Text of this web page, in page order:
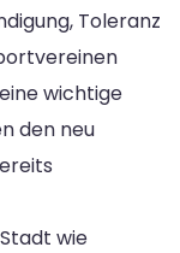
Toleranz
wichtige
den neu
wie